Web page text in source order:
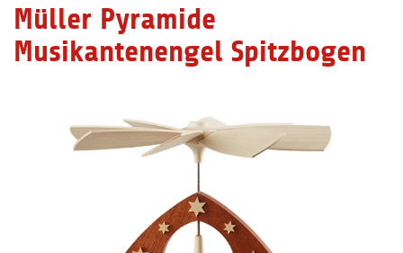
Müller Pyramide
Musikantenengel Spitzbogen